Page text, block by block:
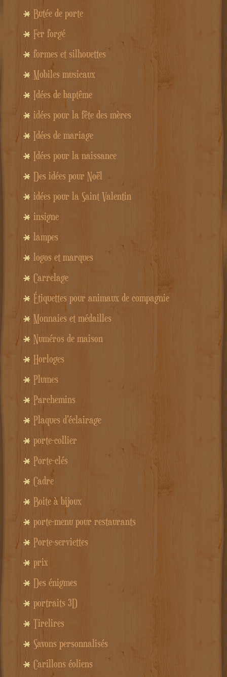
Butée de porte
Fer forgé
formes et silhouettes
Mobiles musicaux
Idées de baptême
idées pour la fête des mères
Idées de mariage
Idées pour la naissance
Des idées pour Noël
idées pour la Saint Valentin
insigne
lampes
logos et marques
Carrelage
Étiquettes pour animaux de compagnie
Monnaies et médailles
Numéros de maison
Horloges
Plumes
Parchemins
Plaques d'éclairage
porte-collier
Porte-clés
Cadre
Boite à bijoux
porte-menu pour restaurants
Porte-serviettes
prix
Des énigmes
portraits 3D
Tirelires
Savons personnalisés
Carillons éoliens